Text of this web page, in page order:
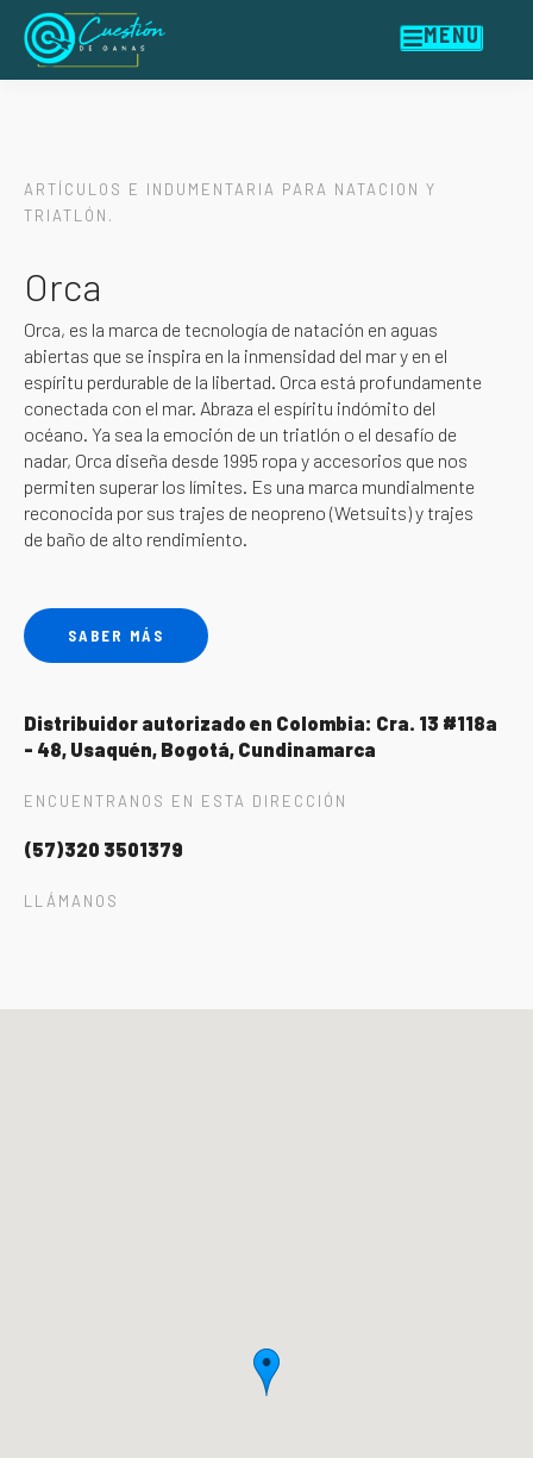
MENU
ARTÍCULOS E INDUMENTARIA PARA NATACION Y
TRIATLÓN.
Orca
Orca, es la marca de tecnología de natación en aguas
abiertas que se inspira en la inmensidad del mar y en el
espíritu perdurable de la libertad. Orca está profundamente
conectada con el mar. Abraza el espíritu indómito del
océano. Ya sea la emoción de un triatlón o el desafío de
nadar, Orca diseña desde 1995 ropa y accesorios que nos
permiten superar los límites. Es una marca mundialmente
reconocida por sus trajes de neopreno (Wetsuits) y trajes
de baño de alto rendimiento.
SABER MÁS
Distribuidor autorizado en Colombia: Cra. 13 #118a
- 48, Usaquén, Bogotá, Cundinamarca
ENCUENTRANOS EN ESTA DIRECCIÓN
(57)320 3501379
LLÁMANOS